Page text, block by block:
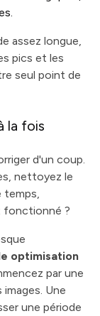
assez longue,
pics et les
seul point de
la fois
d'un coup.
nettoyez le
temps,
fonctionné ?
optimisation
par une
Une
une période